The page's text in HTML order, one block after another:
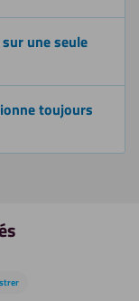
une seule
toujours